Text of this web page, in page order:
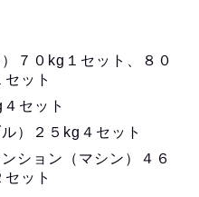
７０kg１セット、８０
ット
セット
）２５kg４セット
ション（マシン）４６
ット